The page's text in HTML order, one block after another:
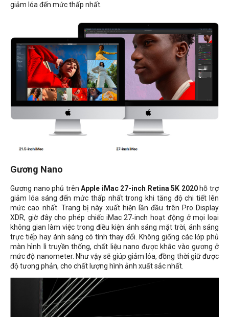
giảm lóa đến mức thấp nhất.
Gương Nano
Gương nano phủ trênApple iMac 27-inch Retina 5K 2020hỗ trợ
giảm lóa sáng đến mức thấp nhất trong khi tăng độ chi tiết lên
mức cao nhất. Trang bị này xuất hiện lần đầu trên Pro Display
XDR, giờ đây cho phép chiếc iMac 27‑inch hoạt động ở mọi loại
không gian làm việc trong điều kiện ánh sáng mặt trời, ánh sáng
trực tiếp hay ánh sáng có tính thay đổi. Không giống các lớp phủ
màn hình lì truyền thống, chất liệu nano được khắc vào gương ở
mức độ nanometer. Như vậy sẽ giúp giảm lóa, đồng thời giữ được
độ tương phản, cho chất lượng hình ảnh xuất sắc nhất.